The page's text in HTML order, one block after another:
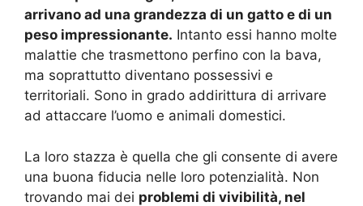
arrivano ad una grandezza di un gatto e di un
peso impressionante. Intanto essi hanno molte
malattie che trasmettono perfino con la bava,
ma soprattutto diventano possessivi e
territoriali. Sono in grado addirittura di arrivare
ad attaccare l’uomo e animali domestici.
La loro stazza è quella che gli consente di avere
una buona fiducia nelle loro potenzialità. Non
trovando mai dei problemi di vivibilità, nel